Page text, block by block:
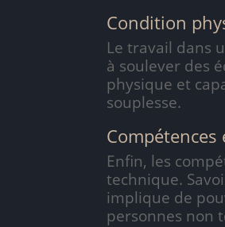
Condition
Le travail dans
à soulever des
physique et
souplesse.
Enfin, les
technique.
implique de
personnes non